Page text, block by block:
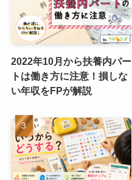
2022年10月から扶養内パー
トは働き方に注意！損しな
い年収をFPが解説